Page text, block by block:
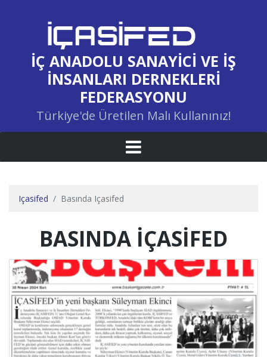
İÇ ANADOLU SANAYICI VE İŞ
İNSANLARI DERNEKLERI
FEDERASYONU
Türkiye'de Üretilen Malı Kullanınız!
Içasifed Basında Içasifed
BASINDA İÇASİFED